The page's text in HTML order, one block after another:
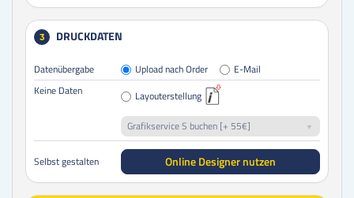
3 DRUCKDATEN
Datenübergabe Upload nach Order
E-Mail
Keine Daten
Layouterstellung
Grafikservice S buchen [+ 55€]
Selbst gestalten Online Designer nutzen